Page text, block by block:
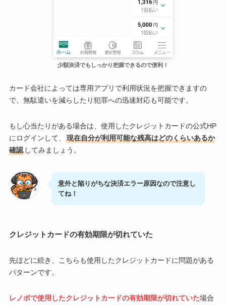
少額決済でもしっかり把握できるので便利！
カード会社によっては専用アプリで利用状況を把握できますの
で、無駄遣いを減らしたり犯罪への迅速対応も可能です。
もし心当たりがある場合は、使用したクレジットカードの公式HP
にログインして、
現在自分が利用可能な残高はどのくらいあるか
確認してみましょう。
意外と陥りがちな決済エラー原因なので注意し
てね！
クレジットカードの有効期限が切れていた
先ほどに続き、こちらも使用したクレジットカードに問題がある
パターンです。
レノボで使用したクレジットカードの有効期限が切れていた場合